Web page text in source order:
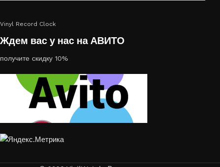
Vinyl Record Clock
Ждем вас у нас на АВИТО
получите скидку 10%